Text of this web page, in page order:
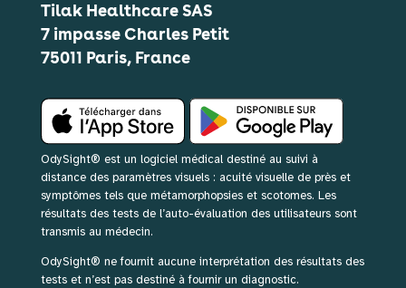
Tilak Healthcare SAS
7 impasse Charles Petit
75011 Paris, France
OdySight® est un logiciel médical destiné au suivi à
distance des paramètres visuels : acuité visuelle de près et
symptômes tels que métamorphopsies et scotomes. Les
résultats des tests de l’auto-évaluation des utilisateurs sont
transmis au médecin.
OdySight® ne fournit aucune interprétation des résultats des
tests et n’est pas destiné à fournir un diagnostic.